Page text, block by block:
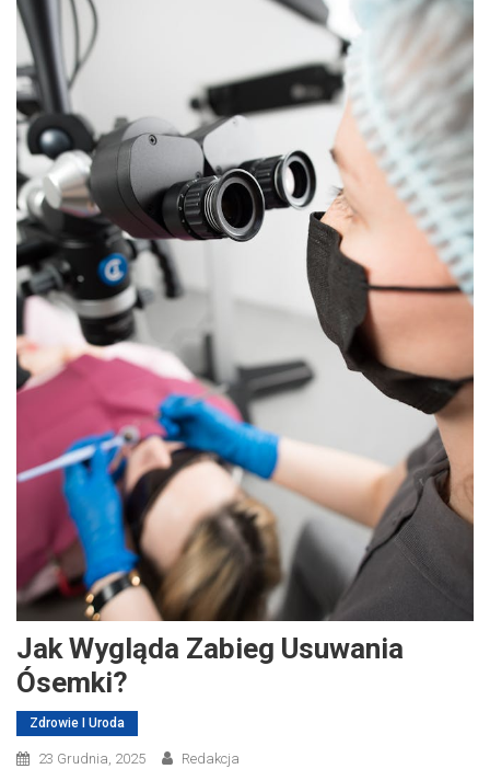
Jak Wygląda Zabieg Usuwania
Ósemki?
Zdrowie I Uroda
23 Grudnia, 2025 Redakcja